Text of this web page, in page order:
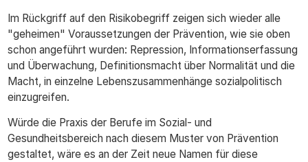
Im Rückgriff auf den Risikobegriff zeigen sich wieder alle
"geheimen" Voraussetzungen der Prävention, wie sie oben
schon angeführt wurden: Repression, Informationserfassung
und Überwachung, Definitionsmacht über Normalität und die
Macht, in einzelne Lebenszusammenhänge sozialpolitisch
einzugreifen.
Würde die Praxis der Berufe im Sozial- und
Gesundheitsbereich nach diesem Muster von Prävention
gestaltet, wäre es an der Zeit neue Namen für diese